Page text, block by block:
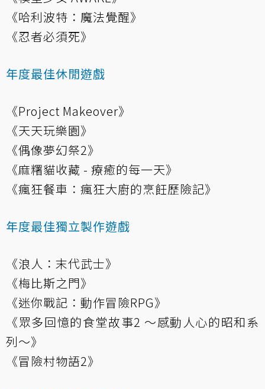
《哈利波特：魔法覺醒》
《忍者必須死》
年度最佳休閒遊戲
《Project Makeover》
《天天玩樂園》
《偶像夢幻祭2》
《麻糬貓收藏 - 療癒的每一天》
《瘋狂餐車：瘋狂大廚的烹飪歷險記》
年度最佳獨立製作遊戲
《浪人：末代武士》
《梅比斯之門》
《迷你戰記：動作冒險RPG》
《眾多回憶的食堂故事2 ～感動人心的昭和系
列～》
《冒險村物語2》